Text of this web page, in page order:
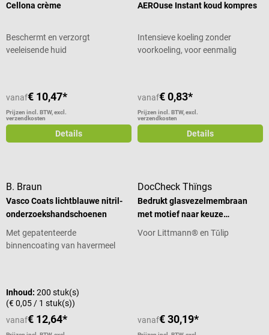
Cellona crème
Beschermt en verzorgt
veeleisende huid
vanaf€ 10,47*
Prijzen incl. BTW, excl.
verzendkosten
Details
AEROuse Instant koud kompres
Intensieve koeling zonder
voorkoeling, voor eenmalig
vanaf€ 0,83*
Prijzen incl. BTW, excl.
verzendkosten
Details
B. Braun
Vasco Coats lichtblauwe nitril-
onderzoekshandschoenen
Met gepatenteerde
binnencoating van havermeel
Inhoud: 200 stuk(s)
(€ 0,05 / 1 stuk(s))
vanaf€ 12,64*
DocCheck Thïngs
Bedrukt glasvezelmembraan
met motief naar keuze
“MyDrums”
Voor Littmann® en Tŭlip
vanaf€ 30,19*